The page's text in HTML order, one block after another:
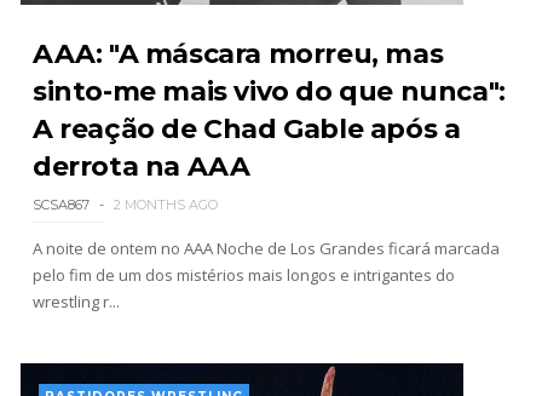
Throwback: The Rock vs Brock Lesnar:
SummerSlam 2002 - Undisputed WWE
Championship Match
SCSA867-Jul 28 2026
WWE Monday Night Raw 27 July 2026
AAA: "A máscara morreu, mas
sinto-me mais vivo do que nunca":
A reação de Chad Gable após a
derrota na AAA
SCSA867 2 MONTHS AGO
A noite de ontem no AAA Noche de Los Grandes ficará marcada
pelo fim de um dos mistérios mais longos e intrigantes do
wrestling r...